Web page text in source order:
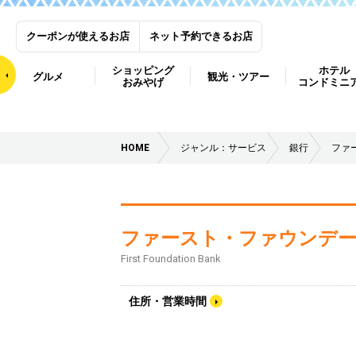
クーポンが使えるお店 ネット予約できるお店
グルメ
ショッピング
おみやげ
観光・ツアー
ホテル
コンドミニ
HOME ジャンル：サービス 銀行 ファ
ファースト・ファウンデ
First Foundation Bank
住所・営業時間